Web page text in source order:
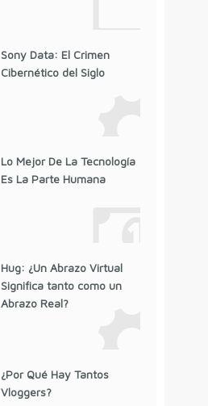
Sony Data: El Crimen
Cibernético del Siglo
Lo Mejor De La Tecnología
Es La Parte Humana
Hug: ¿Un Abrazo Virtual
Significa tanto como un
Abrazo Real?
¿Por Qué Hay Tantos
Vloggers?